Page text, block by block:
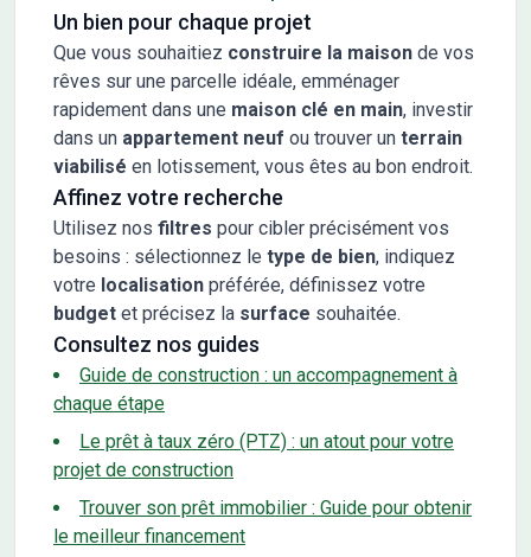
Un bien pour chaque projet
Que vous souhaitiez construire la maison de vos
rêves sur une parcelle idéale, emménager
rapidement dans une maison clé en main, investir
dans un appartement neuf ou trouver un terrain
viabilisé en lotissement, vous êtes au bon endroit.
Affinez votre recherche
Utilisez nos filtres pour cibler précisément vos
besoins : sélectionnez le type de bien, indiquez
votre localisation préférée, définissez votre
budget et précisez la surface souhaitée.
Consultez nos guides
Guide de construction : un accompagnement à
chaque étape
Le prêt à taux zéro (PTZ) : un atout pour votre
projet de construction
Trouver son prêt immobilier : Guide pour obtenir
le meilleur financement